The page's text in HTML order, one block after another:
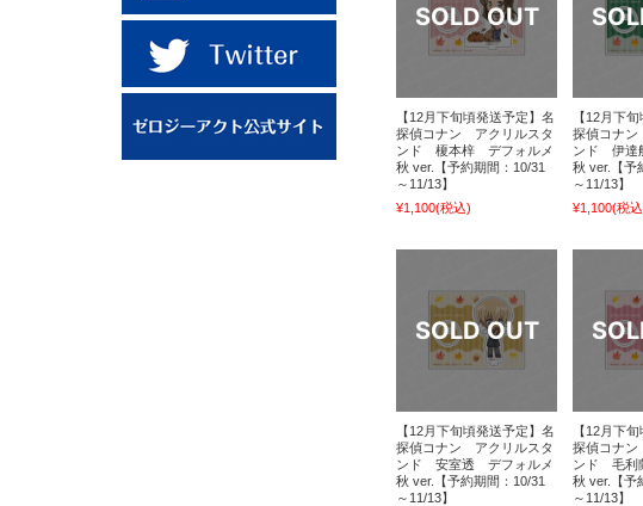
【12月下旬頃発送予定】名
探偵コナン アクリルスタ
ンド 榎本梓 デフォルメ
秋 ver.【予約期間：10/31
～11/13】
¥1,100(税込)
【12月下
探偵コナ
ンド 伊達
秋 ver.【予
～11/13】
¥1,100(税
【12月下旬頃発送予定】名
探偵コナン アクリルスタ
ンド 安室透 デフォルメ
秋 ver.【予約期間：10/31
～11/13】
【12月下
探偵コナ
ンド 毛利
秋 ver.【予
～11/13】